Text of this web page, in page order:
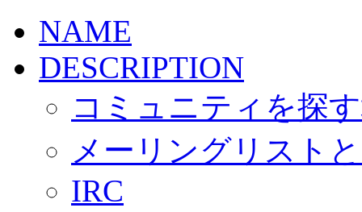
NAME
DESCRIPTION
コミュニティを探
メーリングリスト
IRC